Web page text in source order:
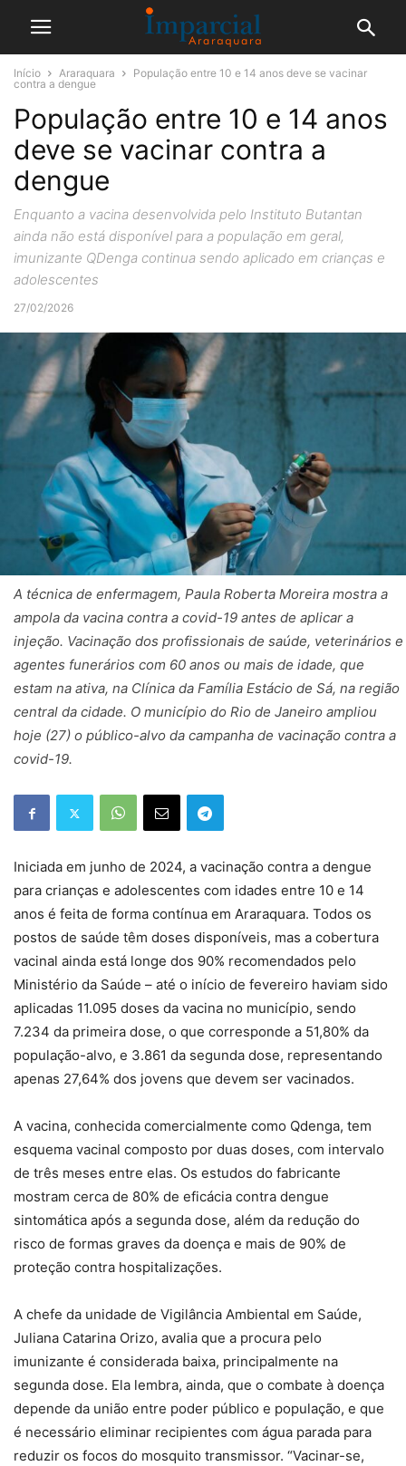
Início Araraquara
População entre 10 e 14 anos deve se vacinar
contra a dengue
População entre 10 e 14 anos
deve se vacinar contra a
dengue
Enquanto a vacina desenvolvida pelo Instituto Butantan
ainda não está disponível para a população em geral,
imunizante QDenga continua sendo aplicado em crianças e
adolescentes
27/02/2026
A técnica de enfermagem, Paula Roberta Moreira mostra a
ampola da vacina contra a covid-19 antes de aplicar a
injeção. Vacinação dos profissionais de saúde, veterinários e
agentes funerários com 60 anos ou mais de idade, que
estam na ativa, na Clínica da Família Estácio de Sá, na região
central da cidade. O município do Rio de Janeiro ampliou
hoje (27) o público-alvo da campanha de vacinação contra a
covid-19.
Iniciada em junho de 2024, a vacinação contra a dengue
para crianças e adolescentes com idades entre 10 e 14
anos é feita de forma contínua em Araraquara. Todos os
postos de saúde têm doses disponíveis, mas a cobertura
vacinal ainda está longe dos 90% recomendados pelo
Ministério da Saúde – até o início de fevereiro haviam sido
aplicadas 11.095 doses da vacina no município, sendo
7.234 da primeira dose, o que corresponde a 51,80% da
população-alvo, e 3.861 da segunda dose, representando
apenas 27,64% dos jovens que devem ser vacinados.
A vacina, conhecida comercialmente como Qdenga, tem
esquema vacinal composto por duas doses, com intervalo
de três meses entre elas. Os estudos do fabricante
mostram cerca de 80% de eficácia contra dengue
sintomática após a segunda dose, além da redução do
risco de formas graves da doença e mais de 90% de
proteção contra hospitalizações.
A chefe da unidade de Vigilância Ambiental em Saúde,
Juliana Catarina Orizo, avalia que a procura pelo
imunizante é considerada baixa, principalmente na
segunda dose. Ela lembra, ainda, que o combate à doença
depende da união entre poder público e população, e que
é necessário eliminar recipientes com água parada para
reduzir os focos do mosquito transmissor. “Vacinar-se,